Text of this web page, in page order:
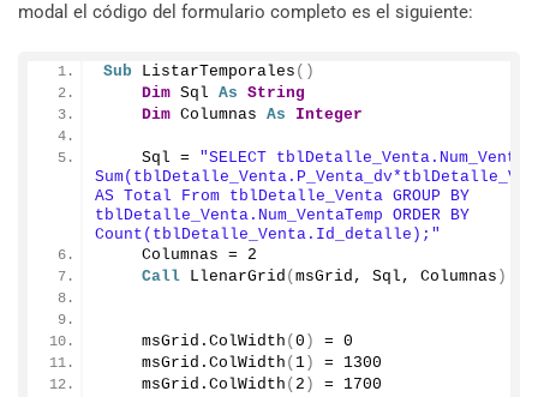
modal el código del formulario completo es el siguiente:
Sub ListarTemporales ()
Dim Sql As String
Dim Columnas As Integer
    Sql =
"SELECT
AS Total From tblDetalle_Venta GROUP BY
tblDetalle_Venta.Num_VentaTemp ORDER BY
Count(tblDetalle_Venta.Id_detalle);"
    Columnas =
2
Call LlenarGrid ( msGrid, Sql, Columnas )
    msGrid.
ColWidth ( 0 ) = 0
    msGrid.
ColWidth ( 1 ) = 1300
    msGrid.
ColWidth ( 2 ) = 1700